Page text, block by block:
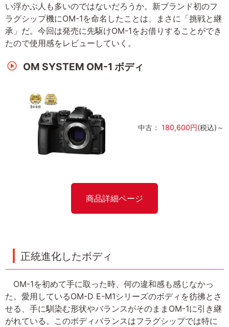
い浮かぶ人も多いのではないだろうか。新ブランド初のフ
ラグシップ機にOM-1を命名したことは、まさに「挑戦と継
承」だ。今回は発売に先駆けOM-1をお借りすることができ
たので使用感をレビューしていく。
OM SYSTEM OM-1 ボディ
中古： 180,600円(税込)～
商品詳細ページ
正統進化したボディ
OM-1を初めて手に取った時、何の違和感も感じなかっ
た。愛用しているOM-D E-M1シリーズのボディを彷彿とさ
せる、手に馴染む形状やバランスがそのままOM-1に引き継
がれている。このボディバランスはフラグシップでは特に